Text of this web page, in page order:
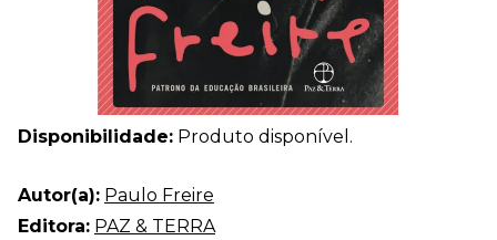
Disponibilidade: Produto disponível.
Autor(a): Paulo Freire
Editora: PAZ & TERRA